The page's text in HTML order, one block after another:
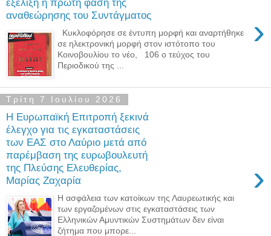
εξέλιξη η πρώτη φάση της
αναθεώρησης του Συντάγματος
›
Κυκλοφόρησε σε έντυπη μορφή και αναρτήθηκε
σε ηλεκτρονική μορφή στον ιστότοπο του
Κοινοβουλίου το νέο, 106 ο τεύχος του
Περιοδικού της ...
Τρίτη 7 Ιουλίου 2026
Η Ευρωπαϊκή Επιτροπή ξεκινά
έλεγχο για τις εγκαταστάσεις
των ΕΑΣ στο Λαύριο μετά από
παρέμβαση της ευρωβουλευτή
της Πλεύσης Ελευθερίας,
Μαρίας Ζαχαρία
›
Η ασφάλεια των κατοίκων της Λαυρεωτικής και
των εργαζομένων στις εγκαταστάσεις των
Ελληνικών Αμυντικών Συστημάτων δεν είναι
ζήτημα που μπορε...